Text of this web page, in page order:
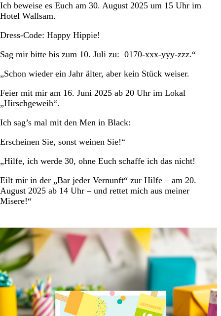
Ich beweise es Euch am 30. August 2025 um 15 Uhr im
Hotel Wallsam.
Dress-Code: Happy Hippie!
Sag mir bitte bis zum 10. Juli zu: 0170-xxx-yyy-zzz.“
„Schon wieder ein Jahr älter, aber kein Stück weiser.
Feier mit mir am 16. Juni 2025 ab 20 Uhr im Lokal
„Hirschgeweih“.
Ich sag’s mal mit den Men in Black:
Erscheinen Sie, sonst weinen Sie!“
„Hilfe, ich werde 30, ohne Euch schaffe ich das nicht!
Eilt mir in der „Bar jeder Vernunft“ zur Hilfe – am 20.
August 2025 ab 14 Uhr – und rettet mich aus meiner
Misere!“